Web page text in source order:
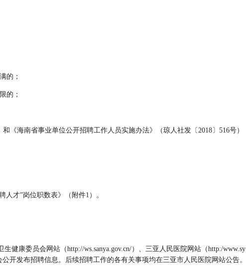
的；
的；
《海南省事业单位公开招聘工作人员实施办法》（琼人社发〔2018〕516号）
才”岗位职数表》（附件1）。
健康委员会网站（http://ws.sanya.gov.cn/）、三亚人民医院网站（http:/www.sy
公开发布招聘信息。后续招聘工作的各有关事项均在三亚市人民医院网站公告。